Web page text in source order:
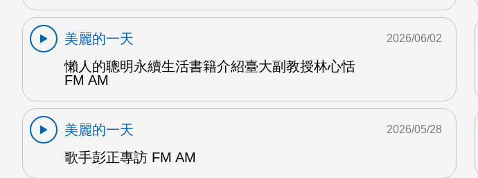
美麗的一天
懶人的聰明永續生活書籍介紹臺大副教授林心恬
FM AM
2026/06/02
美麗的一天
歌手彭正專訪 FM AM
2026/05/28